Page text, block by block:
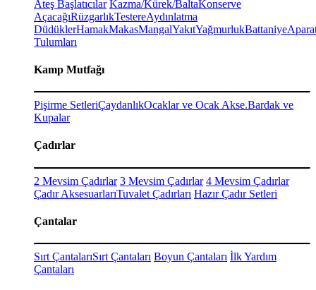
Ateş Başlatıcılar Kazma/Kürek/BaltaKonserve
AçacağıRüzgarlıkTestereAydınlatma
DüdüklerHamakMakasMangalYakıtYağmurlukBattaniye
Tulumları
Kamp Mutfağı
Pişirme SetleriÇaydanlıkOcaklar ve Ocak Akse.Bardak ve
Kupalar
Çadırlar
2 Mevsim Çadırlar 3 Mevsim Çadırlar 4 Mevsim Çadırlar
Çadır AksesuarlarıTuvalet Çadırları Hazır Çadır Setleri
Çantalar
Sırt ÇantalarıSırt Çantaları Boyun Çantaları İlk Yardım
Çantaları